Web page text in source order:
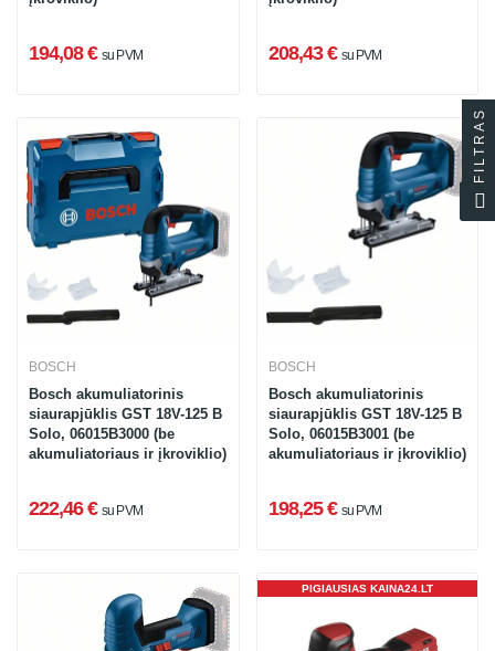
194,08 € su PVM 208,43 € su PVM
BOSCH
Bosch akumuliatorinis
siaurapjūklis GST 18V-125 B
Solo, 06015B3000 (be
akumuliatoriaus ir įkroviklio)
222,46 € su PVM
BOSCH
Bosch akumuliatorinis
siaurapjūklis GST 18V-125 B
Solo, 06015B3001 (be
akumuliatoriaus ir įkroviklio)
198,25 € su PVM
PIGIAUSIAS KAINA24.LT
FILTRAS